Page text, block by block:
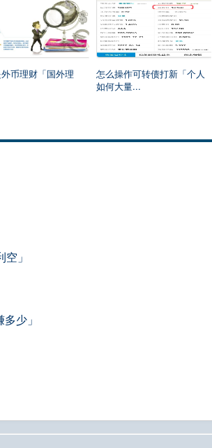
币理财「国外理
怎么操作可转债打新「个人
如何大量...
」
少」